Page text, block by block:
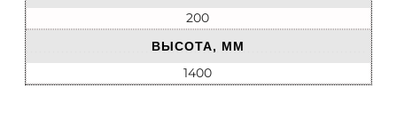
200
ВЫСОТА, ММ
1400